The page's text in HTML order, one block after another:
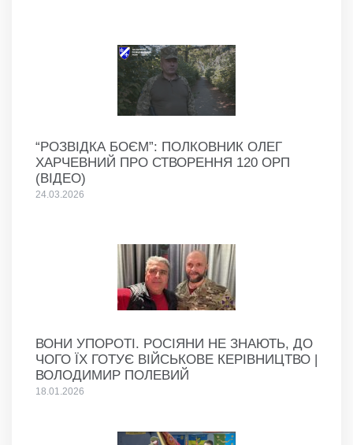
“РОЗВІДКА БОЄМ”: ПОЛКОВНИК ОЛЕГ
ХАРЧЕВНИЙ ПРО СТВОРЕННЯ 120 ОРП
(ВІДЕО)
24.03.2026
ВОНИ УПОРОТІ. РОСІЯНИ НЕ ЗНАЮТЬ, ДО
ЧОГО ЇХ ГОТУЄ ВІЙСЬКОВЕ КЕРІВНИЦТВО |
ВОЛОДИМИР ПОЛЕВИЙ
18.01.2026